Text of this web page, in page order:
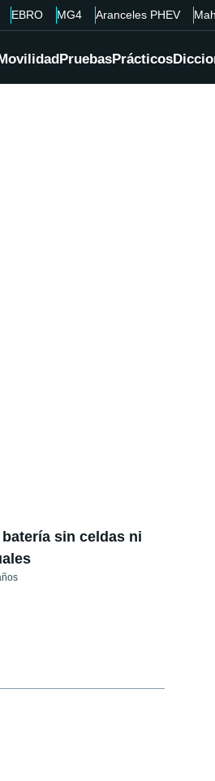
EBRO MG4 Aranceles PHEV
PruebasPrácticos
sin celdas ni